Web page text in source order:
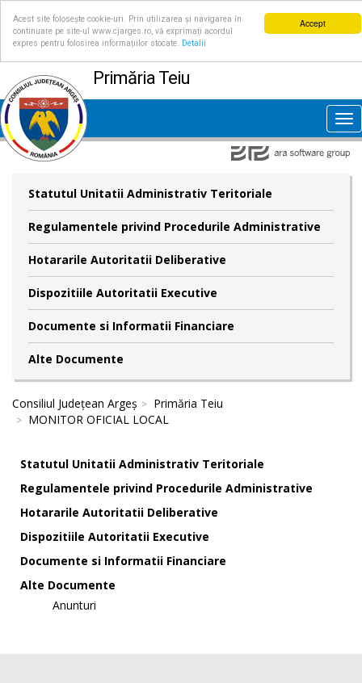
Accept
Acest site folosește cookie-uri. Prin utilizarea și navigarea în
continuare pe site-ul www.cjarges.ro, vă exprimați acordul
expres pentru folosirea informațiilor stocate.
Detalii
Primăria Teiu
Statutul Unitatii Administrativ Teritoriale
Regulamentele privind Procedurile Administrative
Hotararile Autoritatii Deliberative
Dispozitiile Autoritatii Executive
Documente si Informatii Financiare
Alte Documente
Consiliul Județean Argeș
Primăria Teiu
MONITOR OFICIAL LOCAL
Statutul Unitatii Administrativ Teritoriale
Regulamentele privind Procedurile Administrative
Hotararile Autoritatii Deliberative
Dispozitiile Autoritatii Executive
Documente si Informatii Financiare
Alte Documente
Anunturi